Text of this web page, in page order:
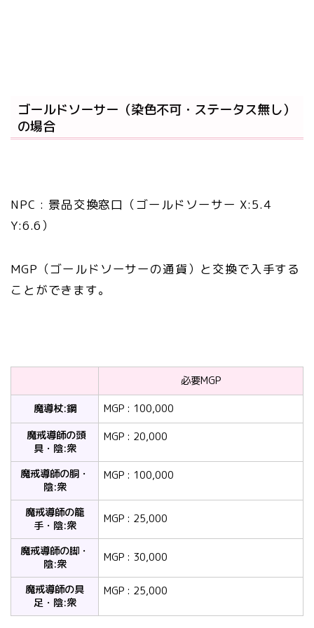
ゴールドソーサー（染色不可・ステータス無し）
の場合
NPC : 景品交換窓口（ゴールドソーサー X:5.4
Y:6.6）
MGP（ゴールドソーサーの通貨）と交換で入手する
ことができます。
必要MGP
魔導杖:鋼
MGP : 100,000
魔戒導師の頭
具・陰:衆
MGP : 20,000
魔戒導師の胴・
陰:衆
MGP : 100,000
魔戒導師の籠
手・陰:衆
MGP : 25,000
魔戒導師の脚・
陰:衆
MGP : 30,000
魔戒導師の具
足・陰:衆
MGP : 25,000